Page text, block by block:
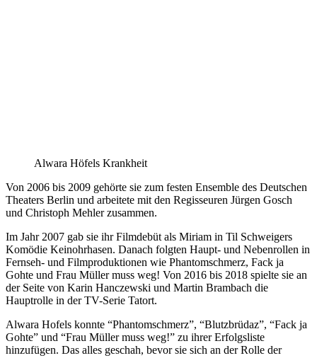
Alwara Höfels Krankheit
Von 2006 bis 2009 gehörte sie zum festen Ensemble des Deutschen
Theaters Berlin und arbeitete mit den Regisseuren Jürgen Gosch
und Christoph Mehler zusammen.
Im Jahr 2007 gab sie ihr Filmdebüt als Miriam in Til Schweigers
Komödie Keinohrhasen. Danach folgten Haupt- und Nebenrollen in
Fernseh- und Filmproduktionen wie Phantomschmerz, Fack ja
Gohte und Frau Müller muss weg! Von 2016 bis 2018 spielte sie an
der Seite von Karin Hanczewski und Martin Brambach die
Hauptrolle in der TV-Serie Tatort.
Alwara Hofels konnte “Phantomschmerz”, “Blutzbrüdaz”, “Fack ja
Gohte” und “Frau Müller muss weg!” zu ihrer Erfolgsliste
hinzufügen. Das alles geschah, bevor sie sich an der Rolle der